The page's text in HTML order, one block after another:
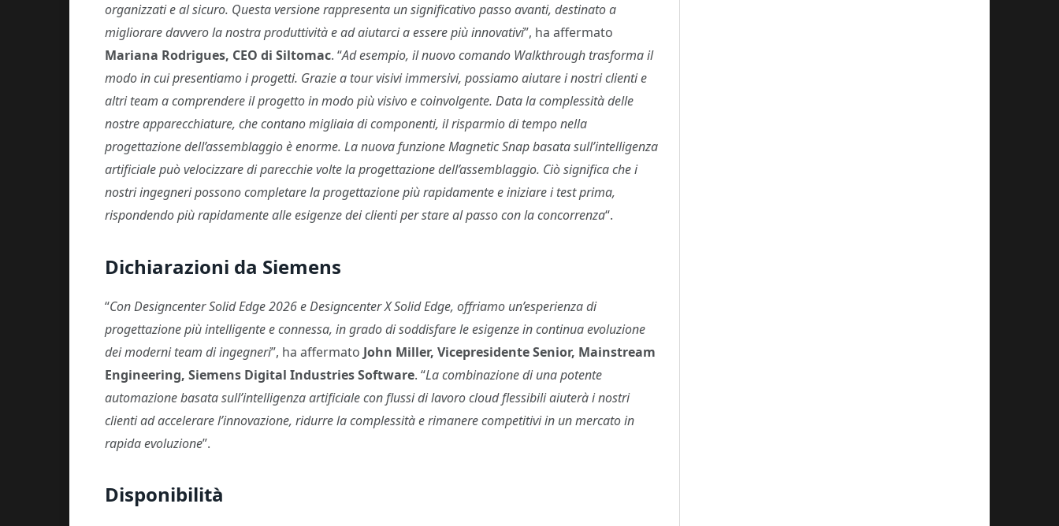
organizzati e al sicuro. Questa versione rappresenta un significativo passo avanti, destinato a
migliorare davvero la nostra produttività e ad aiutarci a essere più innovativi”, ha affermato
Mariana Rodrigues, CEO di Siltomac. “Ad esempio, il nuovo comando Walkthrough trasforma il
modo in cui presentiamo i progetti. Grazie a tour visivi immersivi, possiamo aiutare i nostri clienti e
altri team a comprendere il progetto in modo più visivo e coinvolgente. Data la complessità delle
nostre apparecchiature, che contano migliaia di componenti, il risparmio di tempo nella
progettazione dell’assemblaggio è enorme. La nuova funzione Magnetic Snap basata sull’intelligenza
artificiale può velocizzare di parecchie volte la progettazione dell’assemblaggio. Ciò significa che i
nostri ingegneri possono completare la progettazione più rapidamente e iniziare i test prima,
rispondendo più rapidamente alle esigenze dei clienti per stare al passo con la concorrenza“.
Dichiarazioni da Siemens
“Con Designcenter Solid Edge 2026 e Designcenter X Solid Edge, offriamo un’esperienza di
progettazione più intelligente e connessa, in grado di soddisfare le esigenze in continua evoluzione
dei moderni team di ingegneri”, ha affermato John Miller, Vicepresidente Senior, Mainstream
Engineering, Siemens Digital Industries Software. “La combinazione di una potente
automazione basata sull’intelligenza artificiale con flussi di lavoro cloud flessibili aiuterà i nostri
clienti ad accelerare l’innovazione, ridurre la complessità e rimanere competitivi in un mercato in
rapida evoluzione”.
Disponibilità